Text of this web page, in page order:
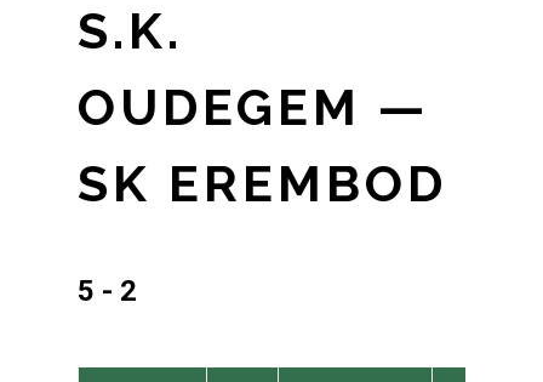
S.K.
OUDEGEM —
SK EREMBOD
5 - 2